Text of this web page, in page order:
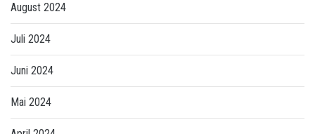
August 2024
Juli 2024
Juni 2024
Mai 2024